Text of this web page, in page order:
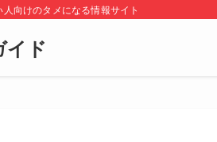
向けのタメになる情報サイト
イド